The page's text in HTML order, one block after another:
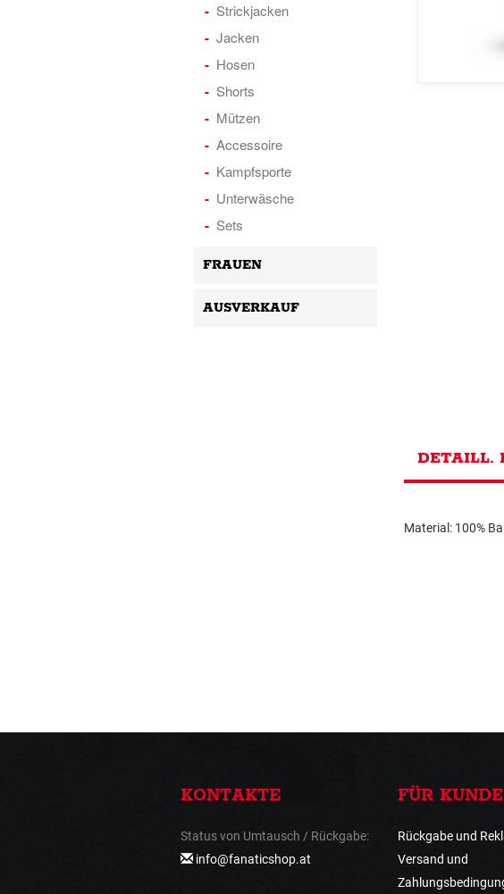
DETAILL.
Material: 100%
Strickjacken
Jacken
Hosen
Shorts
Mützen
Accessoire
Kampfsporte
Unterwäsche
Sets
FRAUEN
AUSVERKAUF
KONTAKTE
Status von Umtausch / Rückgabe:
info@fanaticshop.at
FÜR
Rückgabe und
Versand und